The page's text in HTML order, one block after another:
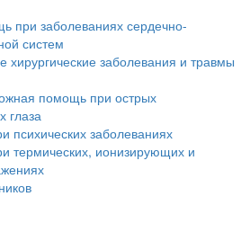
при заболеваниях сердечно-
систем
заболевания и травмы
помощь при острых
глаза
психических заболеваниях
термических, ионизирующих и